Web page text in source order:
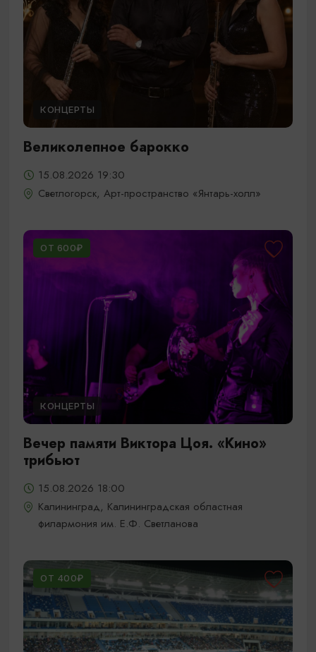
КОНЦЕРТЫ
Великолепное барокко
15.08.2026 19:30
Светлогорск, Арт-пространство «Янтарь-холл»
ОТ 600₽
КОНЦЕРТЫ
Вечер памяти Виктора Цоя. «Кино»
трибьют
15.08.2026 18:00
Калининград, Калининградская областная
филармония им. Е.Ф. Светланова
ОТ 400₽